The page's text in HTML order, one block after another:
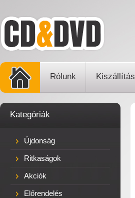
Rólunk Kiszállítás
Kategóriák
Újdonság
Ritkaságok
Akciók
Előrendelés